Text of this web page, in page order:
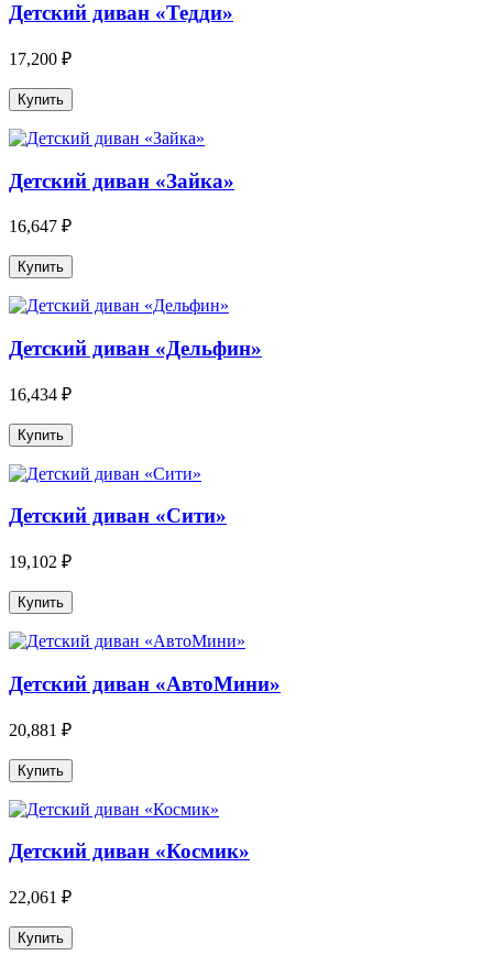
Детский диван «Тедди»
17,200 ₽
Детский диван «Зайка»
16,647 ₽
Детский диван «Дельфин»
16,434 ₽
Детский диван «Сити»
19,102 ₽
Детский диван «АвтоМини»
20,881 ₽
Детский диван «Космик»
22,061 ₽